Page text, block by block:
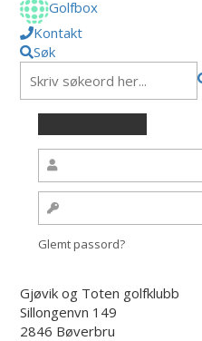
Golfbox
Kontakt
Søk
Glemt passord?
Gjøvik og Toten golfklubb
Sillongenvn 149
2846 Bøverbru